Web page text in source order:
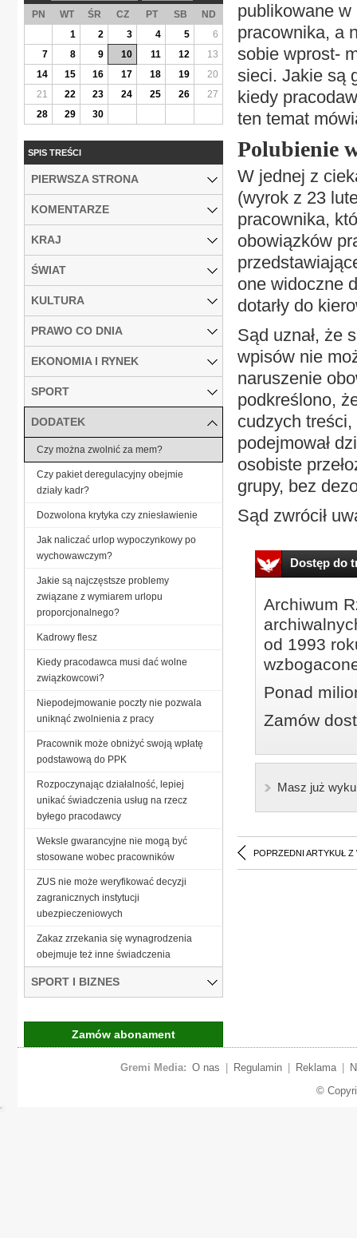
publikowane w
pracownika, a
sobie wprost-
sieci. Jakie są
kiedy
ten temat
Polubienie
W jednej z
(wyrok z 23
pracownika,
obowiązków
one widoczne
dotarły do
Sąd uznał, że
wpisów nie
naruszenie
podkreślono,
cudzych treści,
podejmował
osobiste
grupy, bez
Sąd zwrócił
Dostęp do
Archiwum
od 1993
Ponad
Zamów
Masz już
POPRZEDNI ARTYKUŁ Z
PN WT ŚR CZ PT SB
ND
1
2 3 4 5
6
7
8 9 10 11 12
13
14
15 16 17 18 19
20
21
22 23 24 25 26
27
28
29 30
SPIS TREŚCI
PIERWSZA STRONA
KOMENTARZE
KRAJ
ŚWIAT
KULTURA
PRAWO CO DNIA
EKONOMIA I RYNEK
SPORT
DODATEK
Czy można zwolnić za mem?
Czy pakiet deregulacyjny obejmie
działy kadr?
Dozwolona krytyka czy zniesławienie
Jak naliczać urlop wypoczynkowy po
wychowawczym?
Jakie są najczęstsze problemy
związane z wymiarem urlopu
proporcjonalnego?
Kadrowy flesz
Kiedy pracodawca musi dać wolne
związkowcowi?
Niepodejmowanie poczty nie pozwala
uniknąć zwolnienia z pracy
Pracownik może obniżyć swoją wpłatę
podstawową do PPK
Rozpoczynając działalność, lepiej
unikać świadczenia usług na rzecz
byłego pracodawcy
Weksle gwarancyjne nie mogą być
stosowane wobec pracowników
ZUS nie może weryfikować decyzji
zagranicznych instytucji
ubezpieczeniowych
Zakaz zrzekania się wynagrodzenia
obejmuje też inne świadczenia
SPORT I BIZNES
Zamów abonament
Gremi Media: O nas Regulamin Reklama
©